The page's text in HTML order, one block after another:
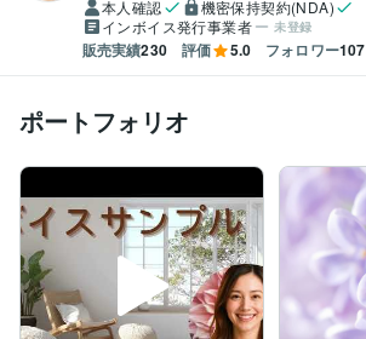
本人確認
機密保持契約(NDA)
インボイス発行事業者
未登録
販売実績230 評価 5.0 フォロワー107
ポートフォリオ